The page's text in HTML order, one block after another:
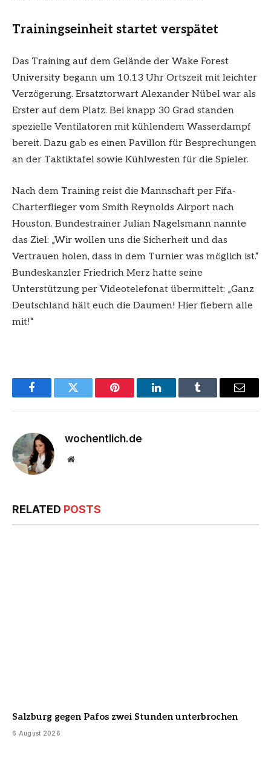
Trainingseinheit startet verspätet
Das Training auf dem Gelände der Wake Forest
University begann um 10.13 Uhr Ortszeit mit leichter
Verzögerung. Ersatztorwart Alexander Nübel war als
Erster auf dem Platz. Bei knapp 30 Grad standen
spezielle Ventilatoren mit kühlendem Wasserdampf
bereit. Dazu gab es einen Pavillon für Besprechungen
an der Taktiktafel sowie Kühlwesten für die Spieler.
Nach dem Training reist die Mannschaft per Fifa-
Charterflieger vom Smith Reynolds Airport nach
Houston. Bundestrainer Julian Nagelsmann nannte
das Ziel: „Wir wollen uns die Sicherheit und das
Vertrauen holen, dass in dem Turnier was möglich ist.“
Bundeskanzler Friedrich Merz hatte seine
Unterstützung per Videotelefonat übermittelt: „Ganz
Deutschland hält euch die Daumen! Hier fiebern alle
mit!“
FacebookTwitter Pinterest LinkedInTumblr Email
wochentlich.de
Website
RELATED POSTS
Salzburg gegen Pafos zwei Stunden unterbrochen
6 August 2026